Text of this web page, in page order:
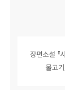
장편소설 『
물고기